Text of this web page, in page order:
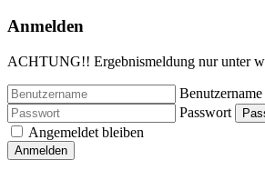
Anmelden
ACHTUNG!! Ergebnismeldung nur unter
Benutzername
Passwort
Angemeldet bleiben
Anmelden